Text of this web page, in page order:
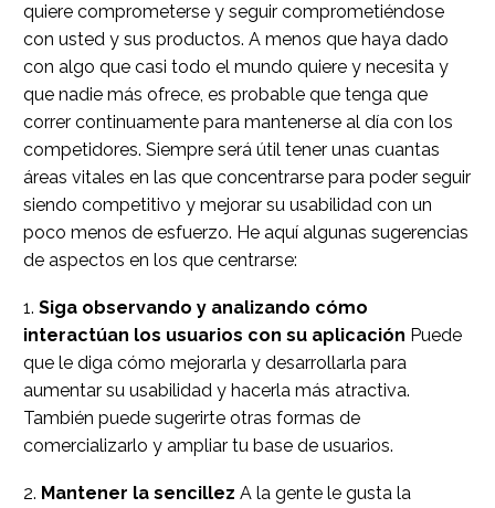
quiere comprometerse y seguir comprometiéndose
con usted y sus productos. A menos que haya dado
con algo que casi todo el mundo quiere y necesita y
que nadie más ofrece, es probable que tenga que
correr continuamente para mantenerse al día con los
competidores. Siempre será útil tener unas cuantas
áreas vitales en las que concentrarse para poder seguir
siendo competitivo y mejorar su usabilidad con un
poco menos de esfuerzo. He aquí algunas sugerencias
de aspectos en los que centrarse:
1. Siga observando y analizando cómo
interactúan los usuarios con su aplicación Puede
que le diga cómo mejorarla y desarrollarla para
aumentar su usabilidad y hacerla más atractiva.
También puede sugerirte otras formas de
comercializarlo y ampliar tu base de usuarios.
2. Mantener la sencillez A la gente le gusta la